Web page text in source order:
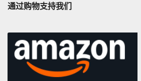
通过购物支持我们